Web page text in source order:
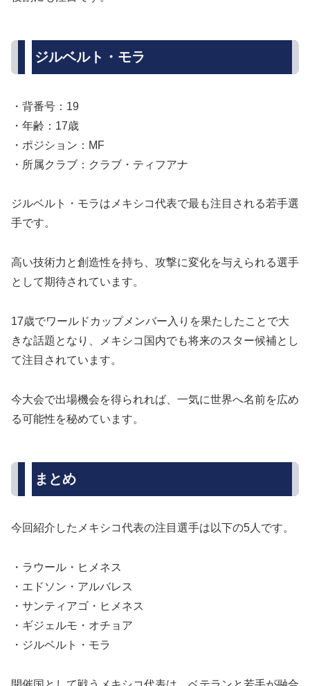
ジルベルト・モラ
・背番号：19
・年齢：17歳
・ポジション：MF
・所属クラブ：クラブ・ティフアナ
ジルベルト・モラはメキシコ代表で最も注目される若手選
手です。
高い技術力と創造性を持ち、攻撃に変化を与えられる選手
として期待されています。
17歳でワールドカップメンバー入りを果たしたことで大
きな話題となり、メキシコ国内でも将来のスター候補とし
て注目されています。
今大会で出場機会を得られれば、一気に世界へ名前を広め
る可能性を秘めています。
まとめ
今回紹介したメキシコ代表の注目選手は以下の5人です。
・ラウール・ヒメネス
・エドソン・アルバレス
・サンティアゴ・ヒメネス
・ギジェルモ・オチョア
・ジルベルト・モラ